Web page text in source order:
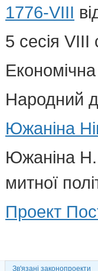
1776-VIII
5 сесія VIII
Народний
Южаніна
Южаніна
митної
Проект
Зв'язані законопроекти